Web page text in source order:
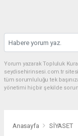
Yorum yazarak Topluluk
seydisehirinsesi.com.tr
tüm sorumluluğu tek
yönetimi hiçbir şekilde
Anasayfa SİYASET